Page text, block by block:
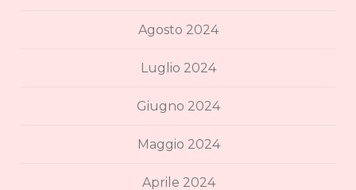
Agosto 2024
Luglio 2024
Giugno 2024
Maggio 2024
Aprile 2024